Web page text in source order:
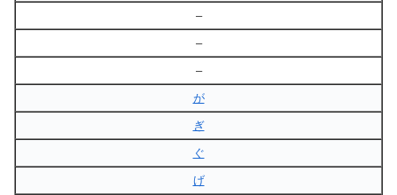
–
–
–
が
ぎ
ぐ
げ